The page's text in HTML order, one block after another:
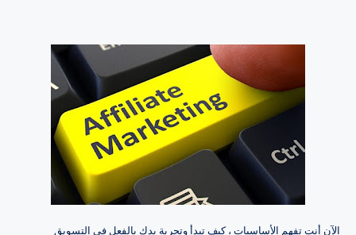
الآن أنت تفهم الأساسيات ، كيف تبدأ وتجربة يدك بالفعل في التسويق